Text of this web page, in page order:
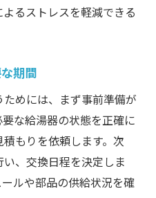
るストレスを軽減できる
期間
めには、まず事前準備が
な給湯器の状態を正確に
もりを依頼します。次
、交換日程を決定しま
ルや部品の供給状況を確